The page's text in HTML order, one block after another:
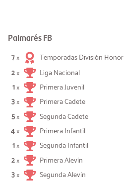
Palmarés FB
7×
Temporadas División Honor
2×
Liga Nacional
1×
Primera Juvenil
3×
Primera Cadete
5×
Segunda Cadete
4×
Primera Infantil
1×
Segunda Infantil
2×
Primera Alevín
3×
Segunda Alevín